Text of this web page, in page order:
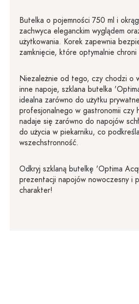
Butelka o pojemności 750 ml i
zachwyca eleganckim wyglądem
użytkowania. Korek zapewnia
zamknięcie, które optymalnie
Niezależnie od tego, czy chodzi o
inne napoje, szklana butelka
idealna zarówno do użytku
profesjonalnego w gastronomii czy
nadaje się zarówno do napojów
do użycia w piekarniku, co
wszechstronność.
Odkryj szklaną butelkę 'Optima
prezentacji napojów nowoczesny i
charakter!